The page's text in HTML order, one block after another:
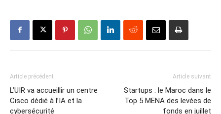
Article précédent
L’UIR va accueillir un centre
Cisco dédié à l’IA et la
cybersécurité
Article suivant
Startups : le Maroc dans le
Top 5 MENA des levées de
fonds en juillet